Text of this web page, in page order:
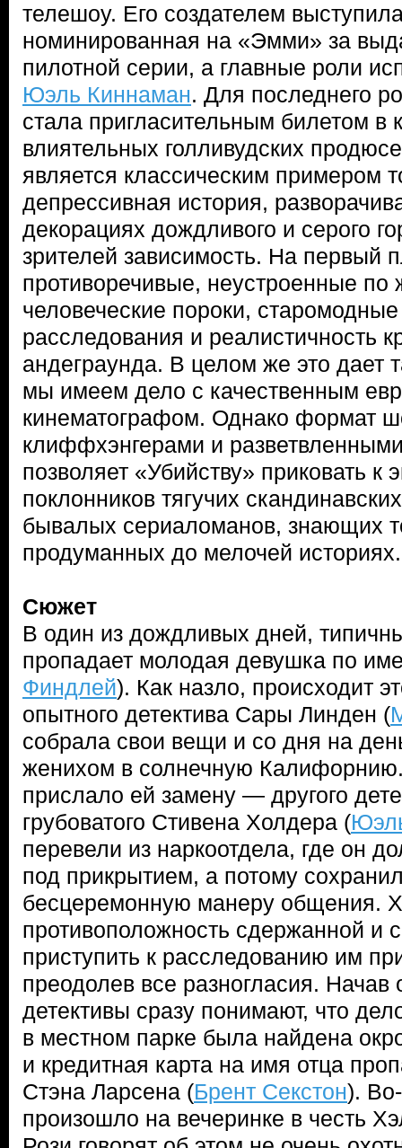
телешоу. Его создателем
номинированная на «Эмми» за
пилотной серии, а главные роли
Юэль Киннаман. Для последнего
стала пригласительным билетом в
влиятельных голливудских
является классическим примером
депрессивная история,
декорациях дождливого и серого
зрителей зависимость. На первый
противоречивые, неустроенные по
человеческие пороки,
расследования и реалистичность
андеграунда. В целом же это дает
мы имеем дело с качественным
кинематографом. Однако формат
клиффхэнгерами и
позволяет «Убийству» приковать к
поклонников тягучих
бывалых сериаломанов, знающих
продуманных до мелочей
Сюжет
В один из дождливых дней,
пропадает молодая девушка по
Финдлей). Как назло, происходит
опытного детектива Сары Линден (
собрала свои вещи и со дня на
женихом в солнечную
прислало ей замену — другого
грубоватого Стивена Холдера (
перевели из наркоотдела, где он
под прикрытием, а потому
бесцеремонную манеру общения.
противоположность сдержанной и
приступить к расследованию им
преодолев все разногласия. Начав
детективы сразу понимают, что
в местном парке была найдена
и кредитная карта на имя отца
Стэна Ларсена (Брент Секстон).
произошло на вечеринке в честь